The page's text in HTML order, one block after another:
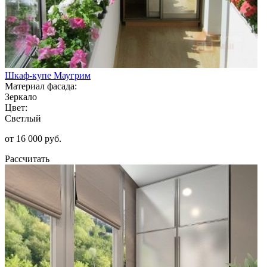
Шкаф-купе Маугрим
Материал фасада:
Зеркало
Цвет:
Светлый
от 16 000 руб.
Рассчитать